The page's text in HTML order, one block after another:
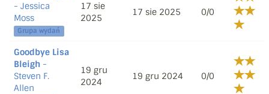
- Jessica
Moss
Grupa wydań
17 sie
2025
17 sie 2025 0/0
Goodbye Lisa
Bleigh -
Steven F.
Allen
19 gru
2024
19 gru 2024 0/0